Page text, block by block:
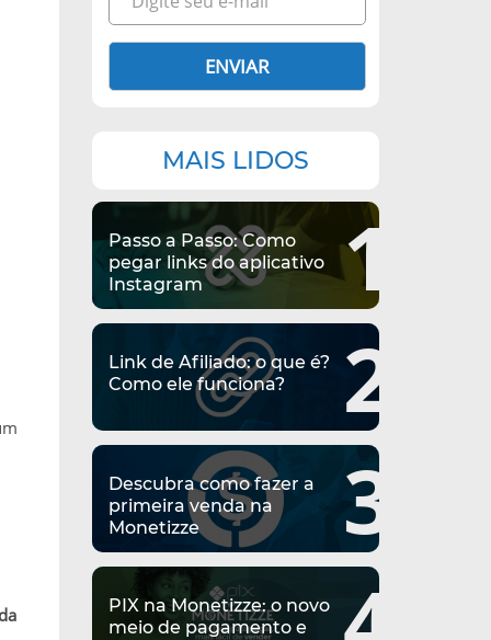
ENVIAR
MAIS LIDOS
1
Passo a Passo: Como
pegar links do aplicativo
Instagram
2
Link de Afiliado: o que é?
Como ele funciona?
3
Descubra como fazer a
primeira venda na
Monetizze
PIX na Monetizze: o novo
meio de pagamento e